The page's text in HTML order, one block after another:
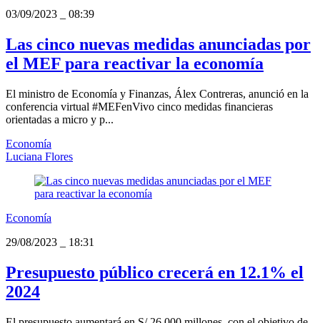
03/09/2023
08:39
Las cinco nuevas medidas anunciadas por
el MEF para reactivar la economía
El ministro de Economía y Finanzas, Álex Contreras, anunció en la
conferencia virtual #MEFenVivo cinco medidas financieras
orientadas a micro y p...
Economía
Luciana Flores
Economía
29/08/2023
18:31
Presupuesto público crecerá en 12.1% el
2024